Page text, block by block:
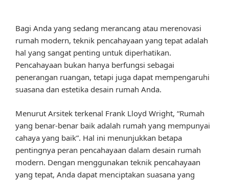
Bagi Anda yang sedang merancang atau merenovasi
rumah modern, teknik pencahayaan yang tepat adalah
hal yang sangat penting untuk diperhatikan.
Pencahayaan bukan hanya berfungsi sebagai
penerangan ruangan, tetapi juga dapat mempengaruhi
suasana dan estetika desain rumah Anda.
Menurut Arsitek terkenal Frank Lloyd Wright, “Rumah
yang benar-benar baik adalah rumah yang mempunyai
cahaya yang baik”. Hal ini menunjukkan betapa
pentingnya peran pencahayaan dalam desain rumah
modern. Dengan menggunakan teknik pencahayaan
yang tepat, Anda dapat menciptakan suasana yang